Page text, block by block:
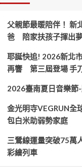
父親節最暖陪伴！ 新
爸 陪家扶孩子揮出
耶誕快追! 2026新北
再響 第三屆登場 手
2026臺南夏日音樂節
金光明寺VEGRUN
包白米助弱勢家庭
三鶯線運量突破75萬
彩繪列車